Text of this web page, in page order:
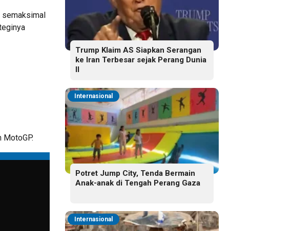
semaksimal
Trump Klaim AS Siapkan Serangan
ke Iran Terbesar sejak Perang Dunia
II
Internasional
Potret Jump City, Tenda Bermain
Anak-anak di Tengah Perang Gaza
Internasional